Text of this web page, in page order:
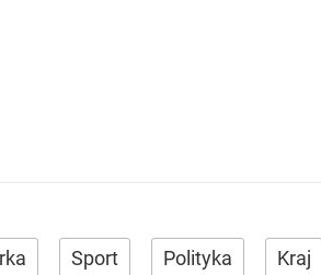
Sport Polityka Kraj